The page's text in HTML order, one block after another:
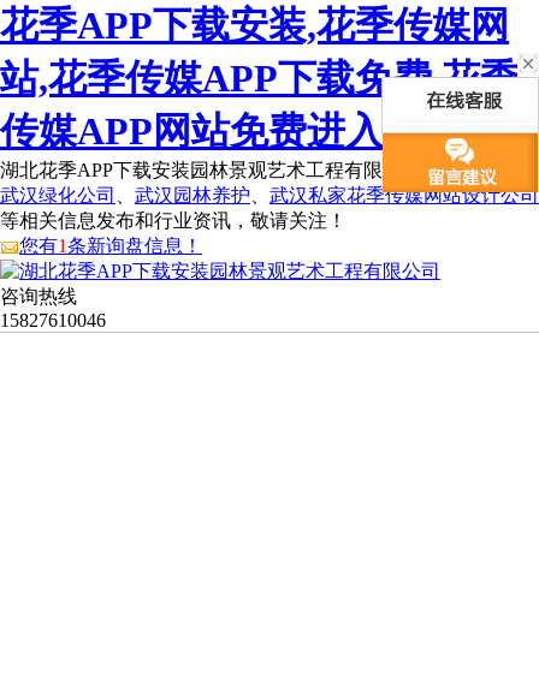
花季APP下载安装,花季传媒网
站,花季传媒APP下载免费,花季
传媒APP网站免费进入
湖北花季APP下载安装园林景观艺术工程有限公司为您免费提供
武汉绿化公司
武汉园林养护
武汉私家花季传媒网站设计公司
等相关信息发布和行业资讯，敬请关注！
您有1条新询盘信息！
咨询热线
15827610046